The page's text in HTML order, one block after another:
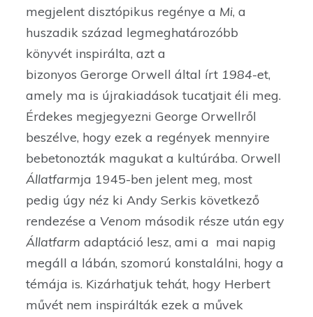
megjelent disztópikus regénye a Mi, a
huszadik század legmeghatározóbb
könyvét inspirálta, azt a
bizonyos Gerorge Orwell által írt 1984-et,
amely ma is újrakiadások tucatjait éli meg.
Érdekes megjegyezni George Orwellről
beszélve, hogy ezek a regények mennyire
bebetonozták magukat a kultúrába. Orwell
Állatfarmja 1945-ben jelent meg, most
pedig úgy néz ki Andy Serkis következő
rendezése a Venom második része után egy
Állatfarmadaptáció lesz, ami a mai napig
megáll a lábán, szomorú konstalálni, hogy a
témája is. Kizárhatjuk tehát, hogy Herbert
művét nem inspirálták ezek a művek